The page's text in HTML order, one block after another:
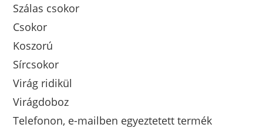
Szálas csokor
Csokor
Koszorú
Sírcsokor
Virág ridikül
Virágdoboz
Telefonon, e-mailben egyeztetett termék